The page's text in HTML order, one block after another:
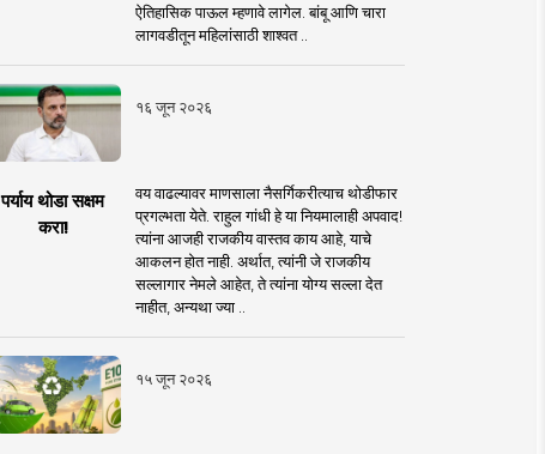
ऐतिहासिक पाऊल म्हणावे लागेल. बांबू आणि चारा
लागवडीतून महिलांसाठी शाश्वत ..
१६ जून २०२६
पर्याय थोडा सक्षम
करा!
वय वाढल्यावर माणसाला नैसर्गिकरीत्याच थोडीफार
प्रगल्भता येते. राहुल गांधी हे या नियमालाही अपवाद!
त्यांना आजही राजकीय वास्तव काय आहे, याचे
आकलन होत नाही. अर्थात, त्यांनी जे राजकीय
सल्लागार नेमले आहेत, ते त्यांना योग्य सल्ला देत
नाहीत, अन्यथा ज्या ..
१५ जून २०२६